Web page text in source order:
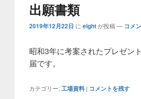
出願書類
2019年12月22日 に eightが投稿 — コメ
昭和3年に考案されたプレゼン
届です。
カテゴリー:工場資料 | コメントを残す